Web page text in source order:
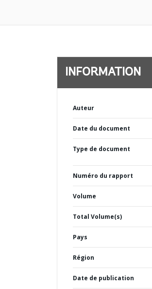
INFORMATION
Auteur
Date du document
Type de document
Numéro du rapport
Volume
Total Volume(s)
Pays
Région
Date de publication